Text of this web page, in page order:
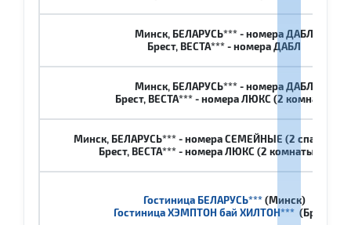
Минск, БЕЛАРУСЬ*** - номера ДАБЛ
Брест, ВЕСТА*** - номера ДАБЛ
Минск, БЕЛАРУСЬ*** - номера ДАБЛ
Брест, ВЕСТА*** - номера ЛЮКС (2 комнаты)
Минск, БЕЛАРУСЬ*** - номера СЕМЕЙНЫЕ (2 спальни, 3
Брест, ВЕСТА*** - номера ЛЮКС (2 комнаты, 3 чел.)
Гостиница БЕЛАРУСЬ*** (Минск)
Гостиница ХЭМПТОН бай ХИЛТОН*** (Брест)